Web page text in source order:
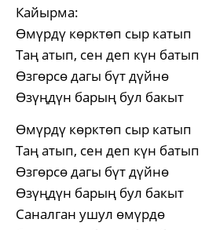
Кайырма:
Өмүрдү көрктөп сыр катып
Таң атып, сен деп күн батып
Өзгөрсө дагы бүт дүйнө
Өзүңдүн барың бул бакыт
Өмүрдү көрктөп сыр катып
Таң атып, сен деп күн батып
Өзгөрсө дагы бүт дүйнө
Өзүңдүн барың бул бакыт
Саналган ушул өмүрдө